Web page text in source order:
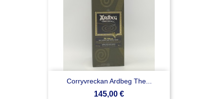
Corryvreckan Ardbeg The...
Prezzo
145,00 €